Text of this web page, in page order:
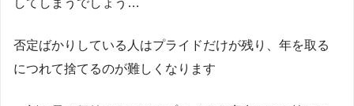
してしまうでしょう…
否定ばかりしている人はプライドだけが残り、年を取る
につれて捨てるのが難しくなります